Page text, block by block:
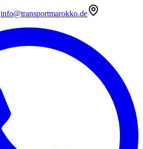
info@transportmarokko.de